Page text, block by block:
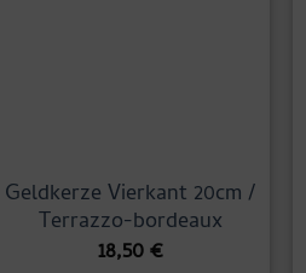
Geldkerze Vierkant 20cm /
Terrazzo-bordeaux
18,50€